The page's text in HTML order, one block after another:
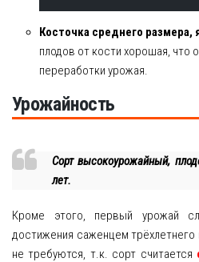
Косточка среднего размера,
плодов от кости хорошая, что
переработки урожая.
Урожайность
Сорт высокоурожайный,
лет.
Кроме этого, первый урожай
достижения саженцем
не требуются, т.к. сорт считается